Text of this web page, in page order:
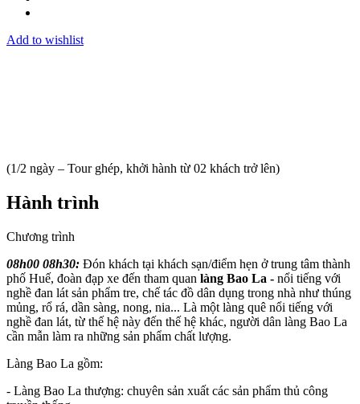
Add to wishlist
(1/2 ngày – Tour ghép, khởi hành từ 02 khách trở lên)
Hành trình
Chương trình
08h00 08h30: Đón khách tại khách sạn/điểm hẹn ở trung tâm thành
phố Huế, đoàn đạp xe đến tham quan làng Bao La - nổi tiếng với
nghề đan lát sản phẩm tre, chế tác đồ dân dụng trong nhà như thúng
mủng, rổ rá, dần sàng, nong, nia... Là một làng quê nổi tiếng với
nghề đan lát, từ thế hệ này đến thế hệ khác, người dân làng Bao La
cần mẫn làm ra những sản phẩm chất lượng.
Làng Bao La gồm:
- Làng Bao La thượng: chuyên sản xuất các sản phẩm thủ công